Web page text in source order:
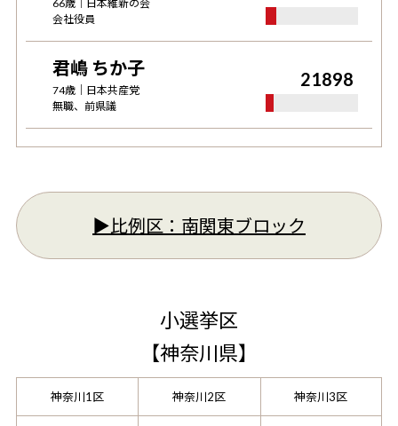
66歳｜
日本維新の会
会社役員
君嶋 ちか子
74歳｜ 日本共産党
無職、前県議
21898
▶︎比例区： 南関東ブロック
小選挙区
【神奈川県】
神奈川1区 神奈川2区 神奈川3区